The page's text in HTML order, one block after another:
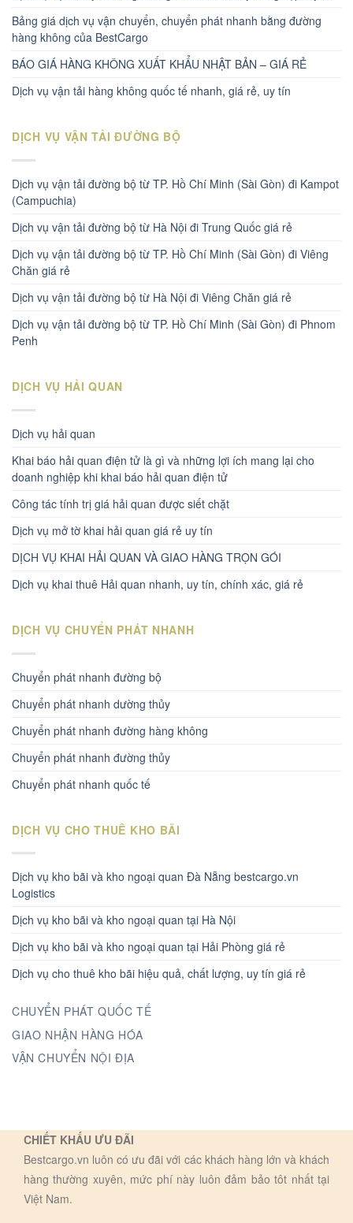
Bảng giá dịch vụ vận chuyển, chuyển phát nhanh bằng đường
hàng không của BestCargo
BÁO GIÁ HÀNG KHÔNG XUẤT KHẨU NHẬT BẢN – GIÁ RẺ
Dịch vụ vận tải hàng không quốc tế nhanh, giá rẻ, uy tín
DỊCH VỤ VẬN TẢI ĐƯỜNG BỘ
Dịch vụ vận tải đường bộ từ TP. Hồ Chí Minh (Sài Gòn) đi Kampot
(Campuchia)
Dịch vụ vận tải đường bộ từ Hà Nội đi Trung Quốc giá rẻ
Dịch vụ vận tải đường bộ từ TP. Hồ Chí Minh (Sài Gòn) đi Viêng
Chăn giá rẻ
Dịch vụ vận tải đường bộ từ Hà Nội đi Viêng Chăn giá rẻ
Dịch vụ vận tải đường bộ từ TP. Hồ Chí Minh (Sài Gòn) đi Phnom
Penh
DỊCH VỤ HẢI QUAN
Dịch vụ hải quan
Khai báo hải quan điện tử là gì và những lợi ích mang lại cho
doanh nghiệp khi khai báo hải quan điện tử
Công tác tính trị giá hải quan được siết chặt
Dịch vụ mở tờ khai hải quan giá rẻ uy tín
DỊCH VỤ KHAI HẢI QUAN VÀ GIAO HÀNG TRỌN GÓI
Dịch vụ khai thuê Hải quan nhanh, uy tín, chính xác, giá rẻ
DỊCH VỤ CHUYỂN PHÁT NHANH
Chuyển phát nhanh đường bộ
Chuyển phát nhanh dường thủy
Chuyển phát nhanh đường hàng không
Chuyển phát nhanh đường thủy
Chuyển phát nhanh quốc tế
DỊCH VỤ CHO THUÊ KHO BÃI
Dịch vụ kho bãi và kho ngoại quan Đà Nẵng bestcargo.vn
Logistics
Dịch vụ kho bãi và kho ngoại quan tại Hà Nội
Dịch vụ kho bãi và kho ngoại quan tại Hải Phòng giá rẻ
Dịch vụ cho thuê kho bãi hiệu quả, chất lượng, uy tín giá rẻ
CHUYỂN PHÁT QUỐC TẾ
GIAO NHẬN HÀNG HÓA
VẬN CHUYỂN NỘI ĐỊA
CHIẾT KHẤU ƯU ĐÃI
Bestcargo.vn luôn có ưu đãi với các khách hàng lớn và khách
hàng thường xuyên, mức phí này luôn đảm bảo tôt nhất tại
Việt Nam.